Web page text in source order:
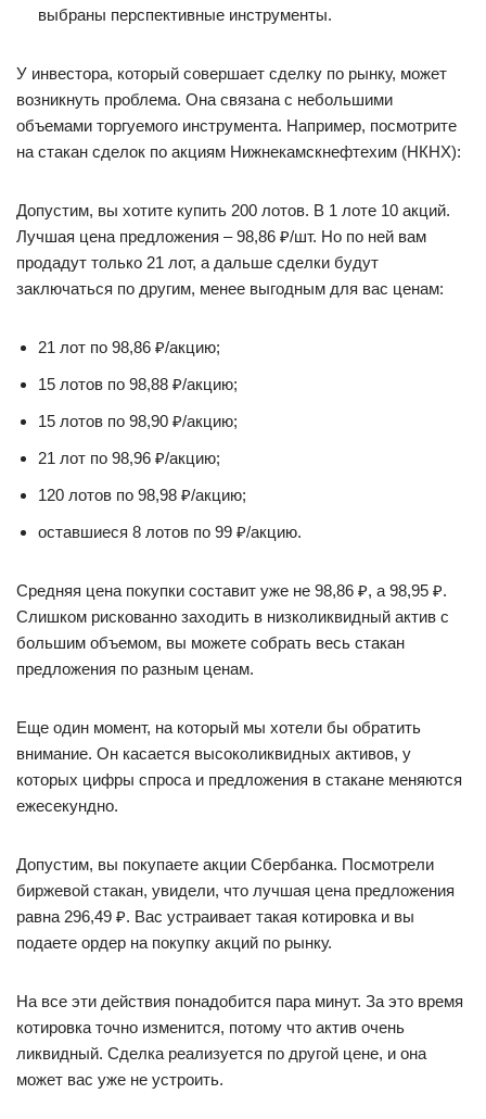
выбраны перспективные инструменты.
У инвестора, который совершает сделку по рынку, может
возникнуть проблема. Она связана с небольшими
объемами торгуемого инструмента. Например, посмотрите
на стакан сделок по акциям Нижнекамскнефтехим (НКНХ):
Допустим, вы хотите купить 200 лотов. В 1 лоте 10 акций.
Лучшая цена предложения – 98,86 ₽/шт. Но по ней вам
продадут только 21 лот, а дальше сделки будут
заключаться по другим, менее выгодным для вас ценам:
21 лот по 98,86 ₽/акцию;
15 лотов по 98,88 ₽/акцию;
15 лотов по 98,90 ₽/акцию;
21 лот по 98,96 ₽/акцию;
120 лотов по 98,98 ₽/акцию;
оставшиеся 8 лотов по 99 ₽/акцию.
Средняя цена покупки составит уже не 98,86 ₽, а 98,95 ₽.
Слишком рискованно заходить в низколиквидный актив с
большим объемом, вы можете собрать весь стакан
предложения по разным ценам.
Еще один момент, на который мы хотели бы обратить
внимание. Он касается высоколиквидных активов, у
которых цифры спроса и предложения в стакане меняются
ежесекундно.
Допустим, вы покупаете акции Сбербанка. Посмотрели
биржевой стакан, увидели, что лучшая цена предложения
равна 296,49 ₽. Вас устраивает такая котировка и вы
подаете ордер на покупку акций по рынку.
На все эти действия понадобится пара минут. За это время
котировка точно изменится, потому что актив очень
ликвидный. Сделка реализуется по другой цене, и она
может вас уже не устроить.